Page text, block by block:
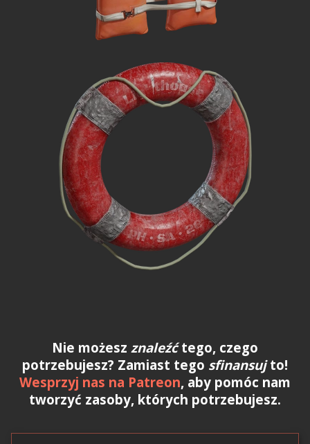
Nie możesz znaleźćtego, czego
potrzebujesz? Zamiast tego sfinansujto!
Wesprzyj nas na Patreon, aby pomóc nam
tworzyć zasoby, których potrzebujesz.